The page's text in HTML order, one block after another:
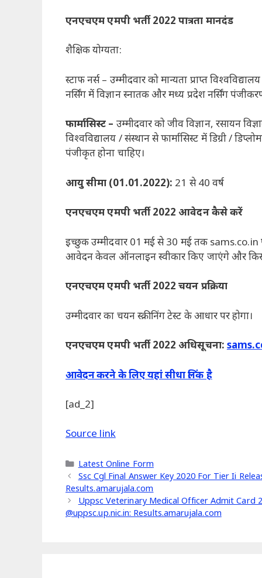
एनएचएम एमपी भर्ती 2022 पात्रता मानदंड
शैक्षिक योग्यता:
स्टाफ नर्स – उम्मीदवार को मान्यता प्राप्त
नर्सिंग में विज्ञान स्नातक और मध्य प्रदेश नर्सिंग
फार्मासिस्ट – उम्मीदवार को जीव विज्ञान, रसायन
विश्वविद्यालय / संस्थान से फार्मासिस्ट में डिग्री /
पंजीकृत होना चाहिए।
आयु सीमा (01.01.2022): 21 से 40 वर्ष
एनएचएम एमपी भर्ती 2022 आवेदन कैसे करें
इच्छुक उम्मीदवार 01 मई से 30 मई तक
आवेदन केवल ऑनलाइन स्वीकार किए जाएंगे और
एनएचएम एमपी भर्ती 2022 चयन प्रक्रिया
उम्मीदवार का चयन स्क्रीनिंग टेस्ट के आधार पर होगा।
एनएचएम एमपी भर्ती 2022 अधिसूचना:
आवेदन करने के लिए यहां सीधा लिंक है
[ad_2]
Source link
Categories
Latest Online Form
Ssc Cgl Final Answer Key 2020 For Tier Ii
Results.amarujala.com
Uppsc Veterinary Medical Officer Admit Card
@uppsc.up.nic.in: Results.amarujala.com